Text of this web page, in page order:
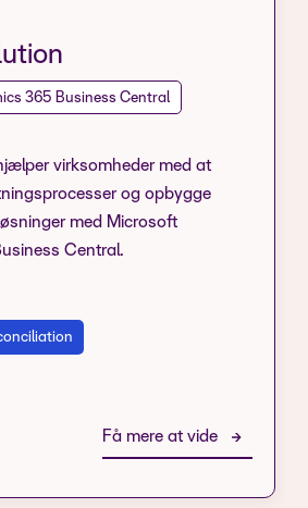
365 Business Central
virksomheder med at
og opbygge
med Microsoft
Central.
Få mere at vide